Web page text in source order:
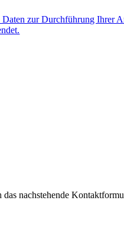
zur Durchführung Ihrer
nachstehende